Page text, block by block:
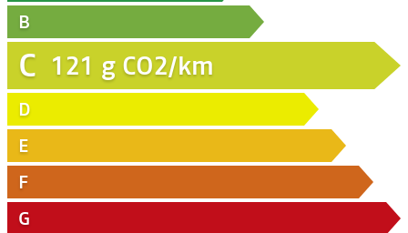
B
C 121 g CO2/km
D
E
F
G